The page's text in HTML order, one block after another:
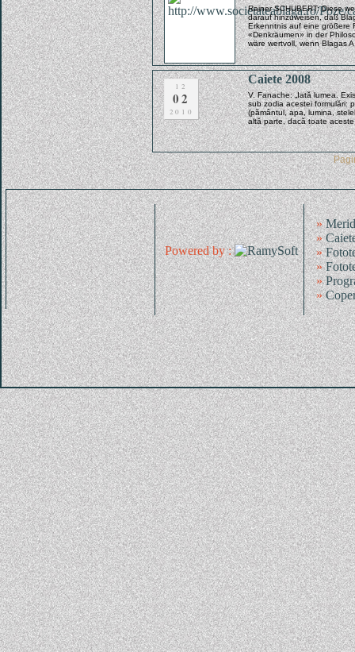
Rainer SCHUBERT: Diese
darauf hinzuweisen, daß
Erkenntnis auf eine größere
«Denkräumen» in der
wäre wertvoll, wenn Blagas A
12
02
2010
Caiete 2008
V. Fanache: „Iată lumea.
sub zodia acestei formulări:
(pământul, apa, lumina,
altă parte, dacă toate
Powered by :
»
»
»
»
»
»